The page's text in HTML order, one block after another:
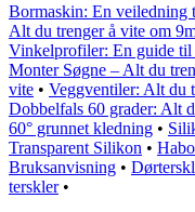
Bormaskin: En veiledning
Alt du trenger å vite om
Vinkelprofiler: En guide til
Monter Søgne – Alt du
vite • Veggventiler: Alt du
Dobbelfals 60 grader: Alt
60° grunnet kledning •
Transparent Silikon •
Bruksanvisning •
terskler•